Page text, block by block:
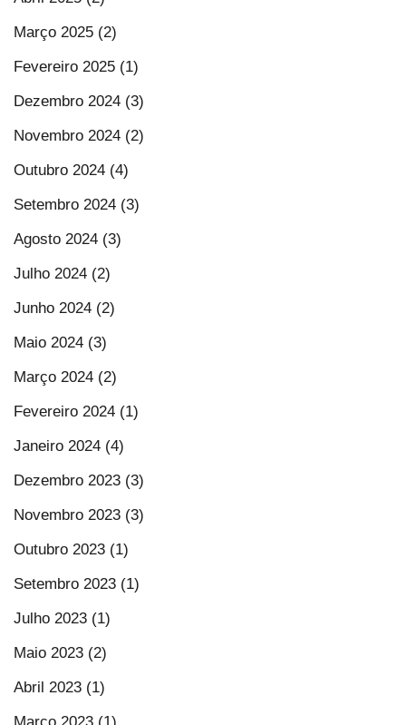
Março 2025 (2)
Fevereiro 2025 (1)
Dezembro 2024 (3)
Novembro 2024 (2)
Outubro 2024 (4)
Setembro 2024 (3)
Agosto 2024 (3)
Julho 2024 (2)
Junho 2024 (2)
Maio 2024 (3)
Março 2024 (2)
Fevereiro 2024 (1)
Janeiro 2024 (4)
Dezembro 2023 (3)
Novembro 2023 (3)
Outubro 2023 (1)
Setembro 2023 (1)
Julho 2023 (1)
Maio 2023 (2)
Abril 2023 (1)